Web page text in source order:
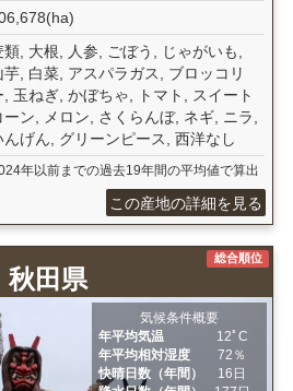
類, 大根, 人参, ごぼう, じゃがいも,
芋, 白菜, アスパラガス, ブロッコリ
, 玉ねぎ, かぼちゃ, トマト, スイート
ーン, メロン, さくらんぼ, ネギ, ニラ,
んげん, グリーンピース, 西洋なし
年以前までの過去19年間の平均値で算出
この産地の詳細を見る
秋田県
総合順位
気候条件概要
年平均気温
12ﾟC
年平均相対湿度
72％
快晴日数（年間）
16日